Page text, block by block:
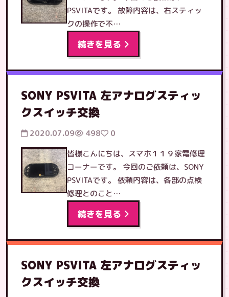
PSVITAです。 故障内容は、右スティッ
クの操作で不…
続きを見る
SONY PSVITA 左アナログスティッ
クスイッチ交換
2020.07.09 498
0
皆様こんにちは、スマホ１１９家電修理
コーナーです。 今回のご依頼は、SONY
PSVITAです。 依頼内容は、各部の点検
修理とのこと…
続きを見る
SONY PSVITA 左アナログスティッ
クスイッチ交換